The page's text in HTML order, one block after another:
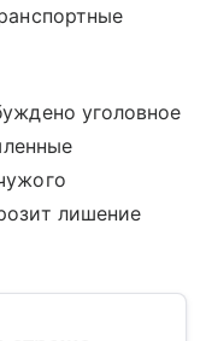
уголовное
лишение